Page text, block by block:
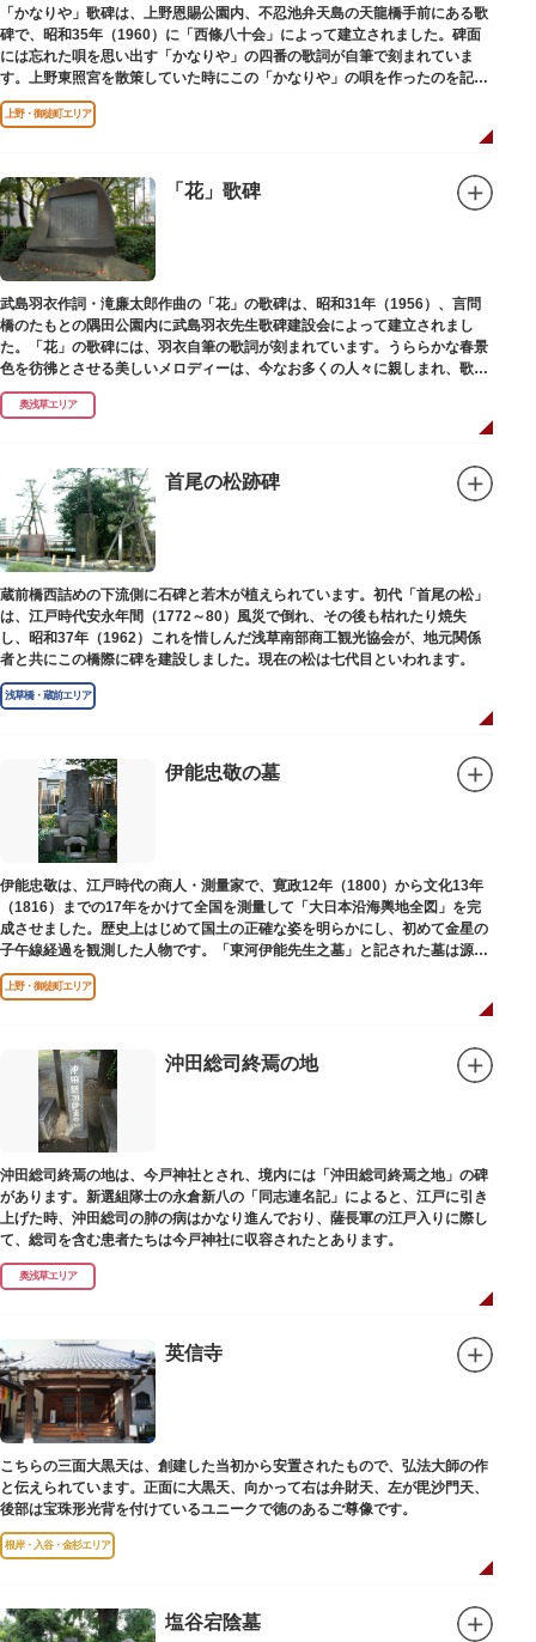
「かなりや」歌碑は、上野恩賜公園内、不忍池弁天島の天龍橋手前にある歌
碑で、昭和35年（1960）に「西條八十会」によって建立されました。碑面
には忘れた唄を思い出す「かなりや」の四番の歌詞が自筆で刻まれていま
す。上野東照宮を散策していた時にこの「かなりや」の唄を作ったのを記念
してこの地に建てられました。
上野・御徒町エリア
「花」歌碑
武島羽衣作詞・滝廉太郎作曲の「花」の歌碑は、昭和31年（1956）、言問
橋のたもとの隅田公園内に武島羽衣先生歌碑建設会によって建立されまし
た。「花」の歌碑には、羽衣自筆の歌詞が刻まれています。うららかな春景
色を彷彿とさせる美しいメロディーは、今なお多くの人々に親しまれ、歌い
つがれています。
奥浅草エリア
首尾の松跡碑
蔵前橋西詰めの下流側に石碑と若木が植えられています。初代「首尾の松」
は、江戸時代安永年間（1772～80）風災で倒れ、その後も枯れたり焼失
し、昭和37年（1962）これを惜しんだ浅草南部商工観光協会が、地元関係
者と共にこの橋際に碑を建設しました。現在の松は七代目といわれます。
浅草橋・蔵前エリア
伊能忠敬の墓
伊能忠敬は、江戸時代の商人・測量家で、寛政12年（1800）から文化13年
（1816）までの17年をかけて全国を測量して「大日本沿海輿地全図」を完
成させました。歴史上はじめて国土の正確な姿を明らかにし、初めて金星の
子午線経過を観測した人物です。「東河伊能先生之墓」と記された墓は源空
寺（げんくうじ）にあります。
上野・御徒町エリア
沖田総司終焉の地
沖田総司終焉の地は、今戸神社とされ、境内には「沖田総司終焉之地」の碑
があります。新選組隊士の永倉新八の「同志連名記」によると、江戸に引き
上げた時、沖田総司の肺の病はかなり進んでおり、薩長軍の江戸入りに際し
て、総司を含む患者たちは今戸神社に収容されたとあります。
奥浅草エリア
英信寺
こちらの三面大黒天は、創建した当初から安置されたもので、弘法大師の作
と伝えられています。正面に大黒天、向かって右は弁財天、左が毘沙門天、
後部は宝珠形光背を付けているユニークで徳のあるご尊像です。
根岸・入谷・金杉エリア
塩谷宕陰墓